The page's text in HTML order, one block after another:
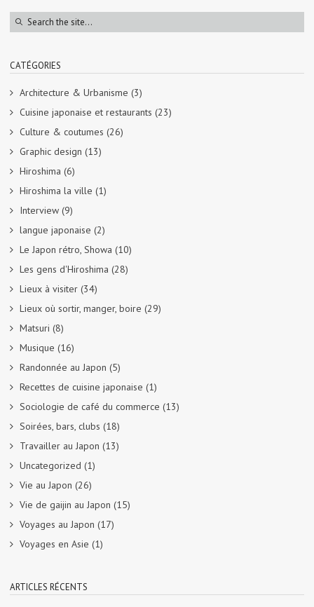
CATÉGORIES
Architecture & Urbanisme (3)
Cuisine japonaise et restaurants (23)
Culture & coutumes (26)
Graphic design (13)
Hiroshima (6)
Hiroshima la ville (1)
Interview (9)
langue japonaise (2)
Le Japon rétro, Showa (10)
Les gens d'Hiroshima (28)
Lieux à visiter (34)
Lieux où sortir, manger, boire (29)
Matsuri (8)
Musique (16)
Randonnée au Japon (5)
Recettes de cuisine japonaise (1)
Sociologie de café du commerce (13)
Soirées, bars, clubs (18)
Travailler au Japon (13)
Uncategorized (1)
Vie au Japon (26)
Vie de gaijin au Japon (15)
Voyages au Japon (17)
Voyages en Asie (1)
ARTICLES RÉCENTS